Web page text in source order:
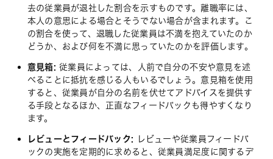
去の従業員が退社した割合を示すものです。離職率には、
本人の意思による場合とそうでない場合が含まれます。こ
の割合を使って、退職した従業員は不満を抱えていたのか
どうか、および何を不満に思っていたのかを評価します。
意見箱: 従業員によっては、人前で自分の不安や意見を述
べることに抵抗を感じる人もいるでしょう。意見箱を使用
すると、従業員が自分の名前を伏せてアドバイスを提供す
る手段となるほか、正直なフィードバックも得やすくなり
ます。
レビューとフィードバック: レビューや従業員フィードバ
ックの実施を定期的に求めると、従業員満足度に関するデ